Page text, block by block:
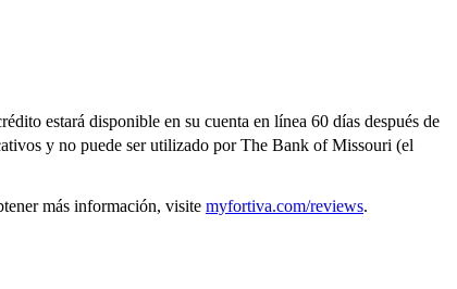
estará disponible en su cuenta en línea 60 días después de
y no puede ser utilizado por The Bank of Missouri (el
más información, visite myfortiva.com/reviews.